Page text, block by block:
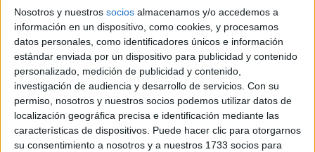
Nosotros y nuestros socios almacenamos y/o accedemos a
información en un dispositivo, como cookies, y procesamos
datos personales, como identificadores únicos e información
estándar enviada por un dispositivo para publicidad y contenido
personalizado, medición de publicidad y contenido,
investigación de audiencia y desarrollo de servicios. Con su
permiso, nosotros y nuestros socios podemos utilizar datos de
localización geográfica precisa e identificación mediante las
características de dispositivos. Puede hacer clic para otorgarnos
su consentimiento a nosotros y a nuestros 1733 socios para
Circuitos
F1
Fórmula E
F2 / F3 / F4
Resistencia
Indycar
Otros
Producto